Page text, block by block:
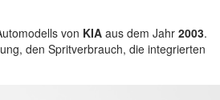
von KIA aus dem Jahr 2003.
den Spritverbrauch, die integrierten